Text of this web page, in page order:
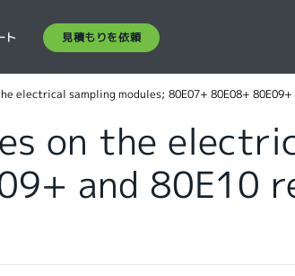
ト 見積もりを依頼
electrical sampling modules; 80E07+ 80E08+
on the
and 80E10